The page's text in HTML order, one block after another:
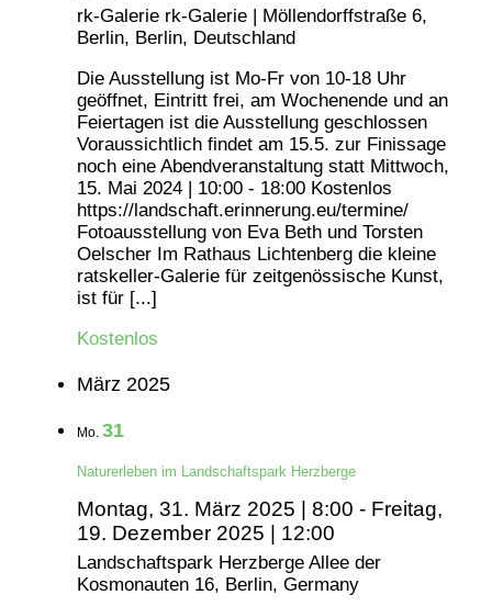
rk-Galerie rk-Galerie | Möllendorffstraße 6,
Berlin, Berlin, Deutschland
Die Ausstellung ist Mo-Fr von 10-18 Uhr
geöffnet, Eintritt frei, am Wochenende und an
Feiertagen ist die Ausstellung geschlossen
Voraussichtlich findet am 15.5. zur Finissage
noch eine Abendveranstaltung statt Mittwoch,
15. Mai 2024 | 10:00 - 18:00 Kostenlos
https://landschaft.erinnerung.eu/termine/
Fotoausstellung von Eva Beth und Torsten
Oelscher Im Rathaus Lichtenberg die kleine
ratskeller-Galerie für zeitgenössische Kunst,
ist für [...]
Kostenlos
März 2025
Mo. 31
Naturerleben im Landschaftspark Herzberge
Montag, 31. März 2025 | 8:00 - Freitag,
19. Dezember 2025 | 12:00
Landschaftspark Herzberge Allee der
Kosmonauten 16, Berlin, Germany